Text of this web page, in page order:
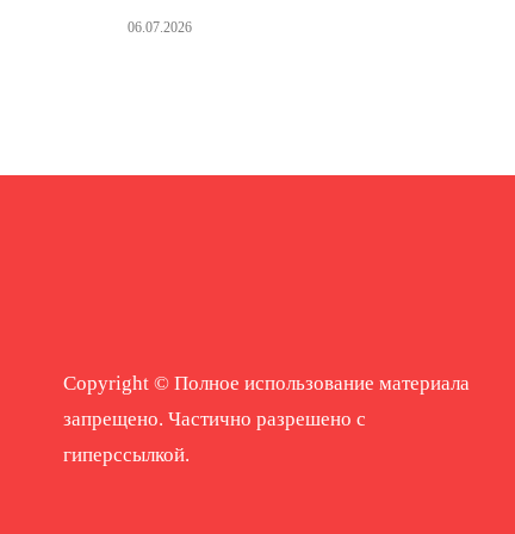
06.07.2026
Copyright © Полное использование материала
запрещено. Частично разрешено с
гиперссылкой.